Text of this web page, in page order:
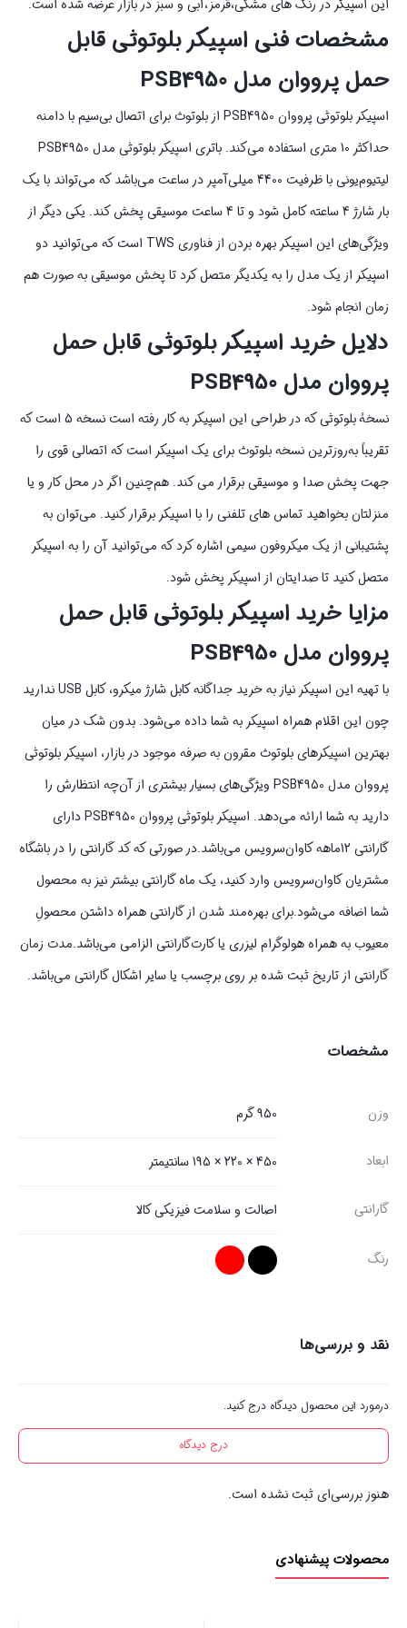
این اسپیکر در رنگ‌ های مشکی،قرمز،آبی و سبز در بازار عرضه شده است.
مشخصات فنی اسپیکر بلوتوثی قابل
حمل پرووان مدل PSB4950
اسپیکر بلوتوثی پرووان PSB4950 از بلوتوث برای اتصال بی‌سیم با دامنه
حداکثر 10 متری استفاده می‌کند. باتری اسپیکر بلوتوثی مدل PSB4950
لیتیوم‌یونی با ظرفیت 4400 میلی‌آمپر در ساعت می‌باشد که می‌تواند با یک
بار شارژ 4 ساعته کامل شود و تا 4 ساعت موسیقی پخش کند. یکی دیگر از
ویژگی‌های این اسپیکر بهره بردن از فناوری TWS است که می‌توانید دو
اسپیکر از یک مدل را به یکدیگر متصل کرد تا پخش موسیقی به صورت هم
زمان انجام شود.
دلایل خرید اسپیکر بلوتوثی قابل حمل
پرووان مدل PSB4950
نسخۀ بلوتوثی که در طراحی این اسپیکر به کار رفته است نسخه 5 است که
تقریباً به‌روزترین نسخه بلوتوث برای یک اسپیکر است که اتصالی قوی را
جهت پخش صدا و موسیقی برقرار می کند. هم‌چنین اگر در محل کار و یا
منزلتان بخواهید تماس های تلفنی را با اسپیکر برقرار کنید. می‌توان به
پشتیبانی از یک میکروفون سیمی اشاره کرد که می‌توانید آن را به اسپیکر
متصل کنید تا صدایتان از اسپیکر پخش شود.
مزایا خرید اسپیکر بلوتوثی قابل حمل
پرووان مدل PSB4950
با تهیه این اسپیکر نیاز به خرید جداگانه کابل شارژ میکرو، کابل USB ندارید
چون این اقلام همراه اسپیکر به شما داده می‌شود. بدون شک در میان
بهترین اسپیکرهای بلوتوث مقرون به صرفه موجود در بازار، اسپیکر بلوتوثی
پرووان مدل PSB4950 ویژگی‌های بسیار بیشتری از آن‌چه انتظارش را
دارید به شما ارائه می‌دهد. اسپیکر بلوتوثی پرووان PSB4950 دارای
گارانتی 12ماهه کاوان‌سرویس می‌باشد.در صورتی که کد گارانتی را در باشگاه
مشتریان کاوان‌سرویس وارد کنید، یک ماه گارانتی بیشتر نیز به محصول
شما اضافه می‌شود.برای بهره‌مند شدن از گارانتی همراه داشتن محصولِ
معیوب به همراه هولوگرام لیزری یا کارت‌گارانتی الزامی می‌باشد.مدت زمان
گارانتی از تاریخ ثبت شده بر روی برچسب یا سایر اشکال گارانتی می‌باشد.
مشخصات
وزن 950 گرم
ابعاد 450 × 220 × 195 سانتیمتر
گارانتی اصالت و سلامت فیزیکی کالا
رنگ
نقد و بررسی‌ها
درمورد این محصول دیدگاه درج کنید.
درج دیدگاه
هنوز بررسی‌ای ثبت نشده است.
محصولات پیشنهادی